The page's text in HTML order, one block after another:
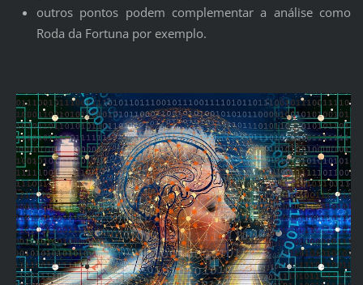
outros pontos podem complementar a análise como
Roda da Fortuna por exemplo.